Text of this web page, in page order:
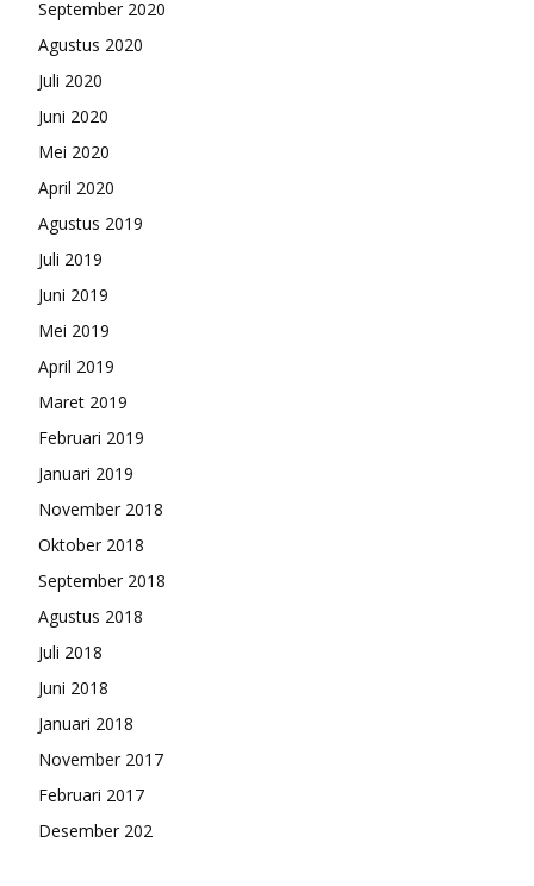
September 2020
Agustus 2020
Juli 2020
Juni 2020
Mei 2020
April 2020
Agustus 2019
Juli 2019
Juni 2019
Mei 2019
April 2019
Maret 2019
Februari 2019
Januari 2019
November 2018
Oktober 2018
September 2018
Agustus 2018
Juli 2018
Juni 2018
Januari 2018
November 2017
Februari 2017
Desember 202